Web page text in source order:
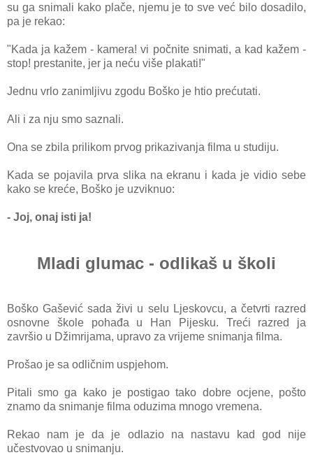
su ga snimali kako plače, njemu je to sve već bilo dosadilo,
pa je rekao:
"Kada ja kažem - kamera! vi počnite snimati, a kad kažem -
stop! prestanite, jer ja neću više plakati!"
Jednu vrlo zanimljivu zgodu Boško je htio prećutati.
Ali i za nju smo saznali.
Ona se zbila prilikom prvog prikazivanja filma u studiju.
Kada se pojavila prva slika na ekranu i kada je vidio sebe
kako se kreće, Boško je uzviknuo:
- Joj, onaj isti ja!
Mladi glumac - odlikaš u školi
Boško Gašević sada živi u selu Ljeskovcu, a četvrti razred
osnovne škole pohađa u Han Pijesku. Treći razred ja
završio u Džimrijama, upravo za vrijeme snimanja filma.
Prošao je sa odličnim uspjehom.
Pitali smo ga kako je postigao tako dobre ocjene, pošto
znamo da snimanje filma oduzima mnogo vremena.
Rekao nam je da je odlazio na nastavu kad god nije
učestvovao u snimanju.